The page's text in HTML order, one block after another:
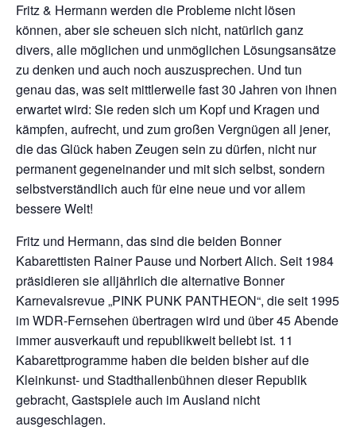
Fritz & Hermann werden die Probleme nicht lösen
können, aber sie scheuen sich nicht, natürlich ganz
divers, alle möglichen und unmöglichen Lösungsansätze
zu denken und auch noch auszusprechen. Und tun
genau das, was seit mittlerweile fast 30 Jahren von ihnen
erwartet wird: Sie reden sich um Kopf und Kragen und
kämpfen, aufrecht, und zum großen Vergnügen all jener,
die das Glück haben Zeugen sein zu dürfen, nicht nur
permanent gegeneinander und mit sich selbst, sondern
selbstverständlich auch für eine neue und vor allem
bessere Welt!
Fritz und Hermann, das sind die beiden Bonner
Kabarettisten Rainer Pause und Norbert Alich. Seit 1984
präsidieren sie alljährlich die alternative Bonner
Karnevalsrevue „PINK PUNK PANTHEON“, die seit 1995
im WDR-Fernsehen übertragen wird und über 45 Abende
immer ausverkauft und republikweit beliebt ist. 11
Kabarettprogramme haben die beiden bisher auf die
Kleinkunst- und Stadthallenbühnen dieser Republik
gebracht, Gastspiele auch im Ausland nicht
ausgeschlagen.